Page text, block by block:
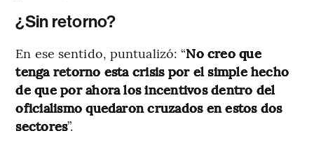
¿Sin retorno?
En ese sentido, puntualizó: “No creo que
tenga retorno esta crisis por el simple hecho
de que por ahora los incentivos dentro del
oficialismo quedaron cruzados en estos dos
sectores”.